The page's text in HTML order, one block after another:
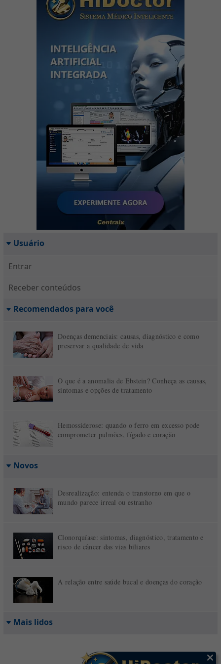
Usuário
Entrar
Receber conteúdos
Recomendados para você
Doenças demenciais: causas, diagnóstico e como
preservar a qualidade de vida
O que é a anomalia de Ebstein? Conheça as causas,
sintomas e opções de tratamento
Hemossiderose: quando o ferro em excesso pode
comprometer pulmões, fígado e coração
Novos
Desrealização: entenda o transtorno em que o
mundo parece irreal ou estranho
Clonorquíase: sintomas, diagnóstico, tratamento e
risco de câncer das vias biliares
A relação entre saúde bucal e doenças do coração
Mais lidos